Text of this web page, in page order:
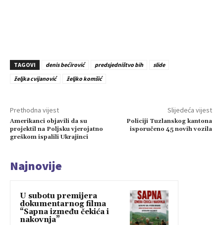
TAGOVI denis bećirović predsjedništvo bih
slide
željka cvijanović
željko komšić
Prethodna vijest
Amerikanci objavili da su
projektil na Poljsku vjerojatno
greškom ispalili Ukrajinci
Slijedeća vijest
Policiji Tuzlanskog kantona
isporučeno 45 novih vozila
Najnovije
U subotu premijera
dokumentarnog filma
“Sapna između čekića i
nakovnja”